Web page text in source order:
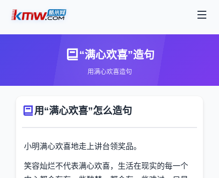
“满心欢喜”造句
用满心欢喜造句
用“满心欢喜”怎么造句
小明满心欢喜地走上讲台领奖品。
笑容灿烂不代表满心欢喜，生活在现实的每一个